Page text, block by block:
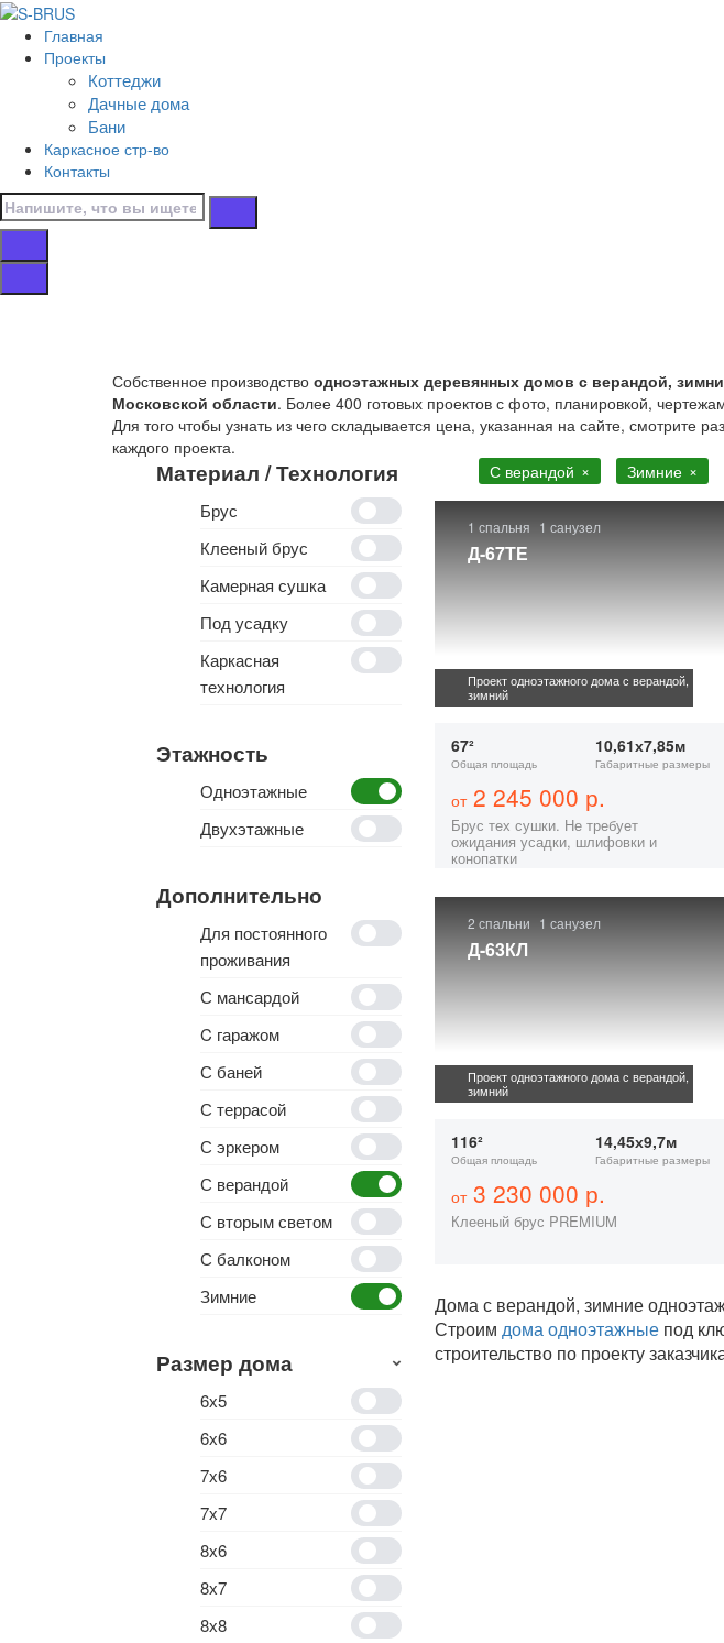
Перейти к контенту
Главная
Проекты
Коттеджи
Дачные дома
Бани
Каркасное стр-во
Контакты
Коттеджи
/
Одноэтажные
/
/
Зимние
Собственное производство одноэтажных деревянных домов с верандой,
Московской области. Более 400 готовых проектов с фото, планировкой,
Для того чтобы узнать из чего складывается цена, указанная на сайте, смотрите
каждого проекта.
Материал / Технология
Брус
Клееный брус
Камерная сушка
Под усадку
Каркасная
технология
Этажность
Одноэтажные
Двухэтажные
Дополнительно
Для постоянного
проживания
С мансардой
C гаражом
С баней
С террасой
С эркером
С верандой
С вторым светом
С балконом
Зимние
Размер дома
6х5
6х6
7х6
7х7
8х6
8х7
8х8
С верандой Зимние
1 спальня 1 санузел
Д-67ТЕ
Проект одноэтажного дома с верандой,
зимний
67²
Общая площадь
10,61х7,85м
Габаритные размеры
от2 245 000 р.
Брус тех сушки. Не требует
ожидания усадки, шлифовки и
конопатки
2 спальни 1 санузел
Д-63КЛ
Проект одноэтажного дома с верандой,
зимний
116²
Общая площадь
14,45х9,7м
Габаритные размеры
от3 230 000 р.
Клееный брус PREMIUM
Дома с верандой, зимние
Строим дома одноэтажные под
строительство по проекту